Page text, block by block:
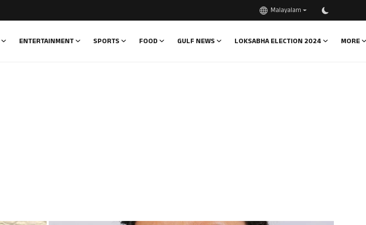
Malayalam
ENTERTAINMENT SPORTS FOOD GULF NEWS LOKSABHA ELECTION 2024 MORE